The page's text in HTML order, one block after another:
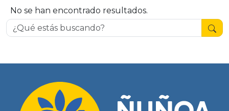
No se han encontrado resultados.